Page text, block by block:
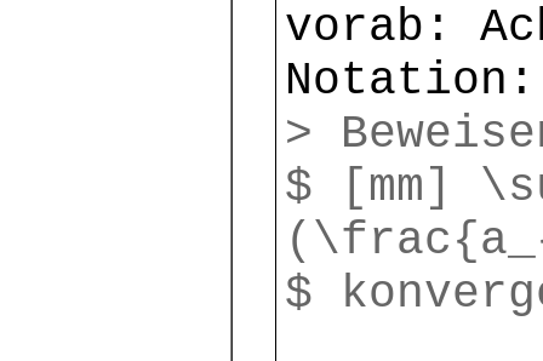
vorab:
Notation:
>
$ [mm]
$